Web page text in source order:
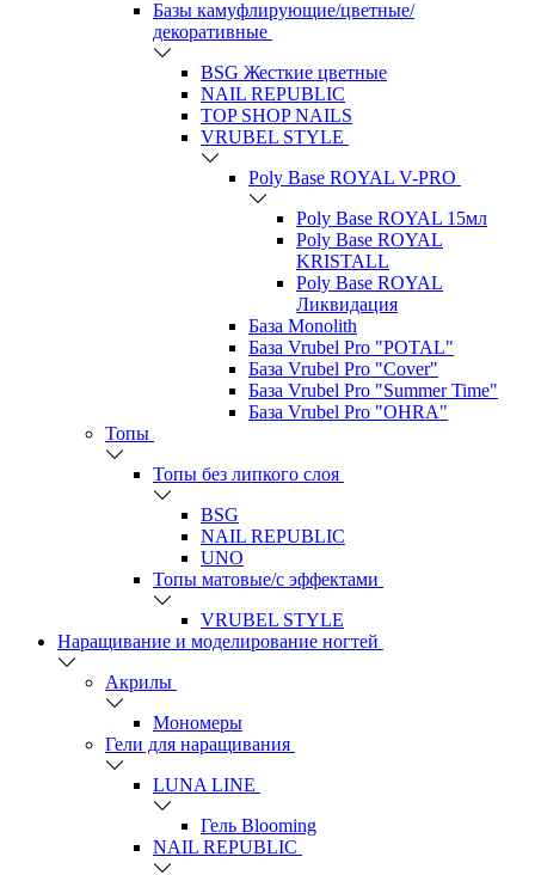
Базы камуфлирующие/цветные/
декоративные
BSG Жесткие цветные
NAIL REPUBLIC
TOP SHOP NAILS
VRUBEL STYLE
Poly Base ROYAL V-PRO
Poly Base ROYAL 15мл
Poly Base ROYAL
KRISTALL
Poly Base ROYAL
Ликвидация
База Monolith
База Vrubel Pro "POTAL"
База Vrubel Pro "Сover"
База Vrubel Pro "Summer Time"
База Vrubel Pro "OHRA"
Топы
Топы без липкого слоя
BSG
NAIL REPUBLIC
UNO
Топы матовые/с эффектами
VRUBEL STYLE
Наращивание и моделирование ногтей
Акрилы
Мономеры
Гели для наращивания
LUNA LINE
Гель Blooming
NAIL REPUBLIC